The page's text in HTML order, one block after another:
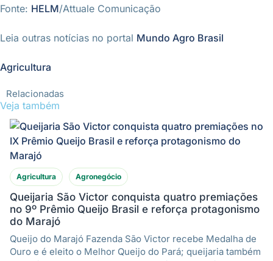
Fonte: HELM/Attuale Comunicação
Leia outras notícias no portal Mundo Agro Brasil
Agricultura
Relacionadas
Veja também
Agricultura Agronegócio
Queijaria São Victor conquista quatro premiações
no 9º Prêmio Queijo Brasil e reforça protagonismo
do Marajó
Queijo do Marajó Fazenda São Victor recebe Medalha de
Ouro e é eleito o Melhor Queijo do Pará; queijaria também